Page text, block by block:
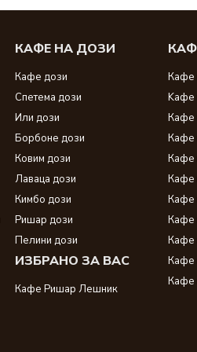
КАФЕ НА ДОЗИ
Кафе дози
Спетема дози
Или дози
Борбоне дози
Ковим дози
Лаваца дози
Кимбо дози
Ришар дози
Пелини дози
ИЗБРАНО ЗА ВАС
Кафе Ришар Лешник
Кафе
Kафе
Кафе
Кафе
Кафе
Кафе
Кафе
Кафе
Кафе
Кафе
Кафе